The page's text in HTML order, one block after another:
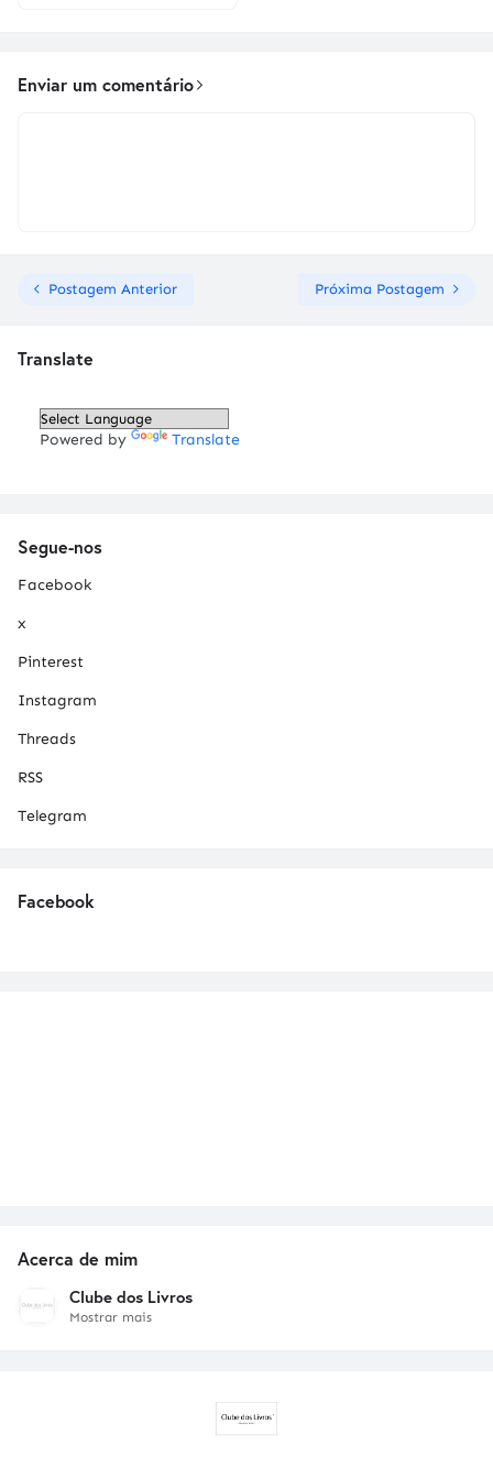
Enviar um comentário
Postagem Anterior Próxima Postagem
Translate
Powered by Translate
Segue-nos
Facebook
x
Pinterest
Instagram
Threads
RSS
Telegram
Facebook
Acerca de mim
Clube dos Livros
Mostrar mais